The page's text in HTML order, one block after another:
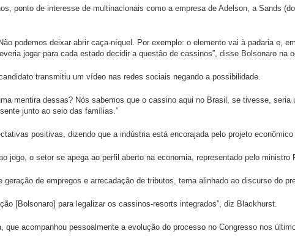
ponto de interesse de multinacionais como a empresa de Adelson, a Sands
podemos deixar abrir caça-níquel. Por exemplo: o elemento vai à padaria e,
jogar para cada estado decidir a questão de cassinos”, disse Bolsonaro na
transmitiu um vídeo nas redes sociais negando a possibilidade.
mentira dessas? Nós sabemos que o cassino aqui no Brasil, se tivesse,
junto ao seio das famílias.”
positivas, dizendo que a indústria está encorajada pelo projeto econômico
jogo, o setor se apega ao perfil aberto na economia, representado pelo ministro
de empregos e arrecadação de tributos, tema alinhado ao discurso do
[Bolsonaro] para legalizar os cassinos-resorts integrados”, diz Blackhurst.
acompanhou pessoalmente a evolução do processo no Congresso nos